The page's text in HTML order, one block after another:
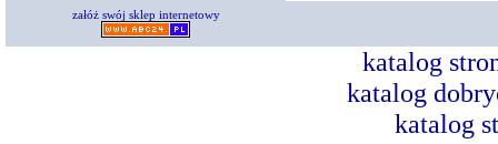
załóż swój sklep internetowy
katalog
katalog
katalog